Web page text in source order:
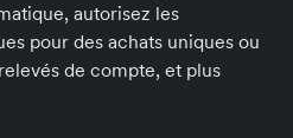
autorisez les
pour des achats uniques ou
de compte, et plus